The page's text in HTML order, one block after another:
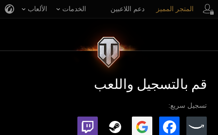
الألعاب الخدمات المتجر المميز دعم اللاعبين
قم بالتسجيل واللعب
تسجيل سريع: